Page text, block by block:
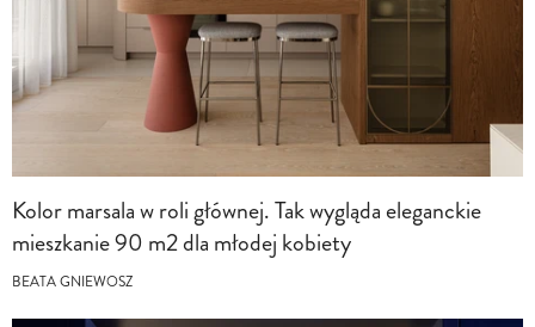
Kolor marsala w roli głównej. Tak wygląda eleganckie
mieszkanie 90 m2 dla młodej kobiety
BEATA GNIEWOSZ